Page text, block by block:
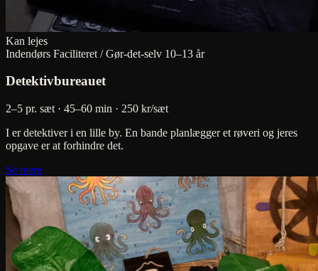
Kan lejes
Indendørs Faciliteret / Gør-det-selv 10–13 år
Detektivbureauet
2–5 pr. sæt · 45–60 min · 250 kr/sæt
I er detektiver i en lille by. En bande planlægger et røveri og jeres
opgave er at forhindre det.
Se mere